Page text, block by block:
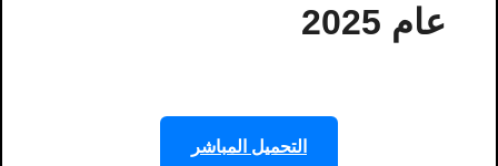
عام 2025
التحميل المباشر